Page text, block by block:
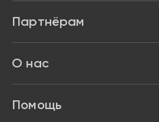
Доставка и оплата
Партнёрам
О нас
Помощь